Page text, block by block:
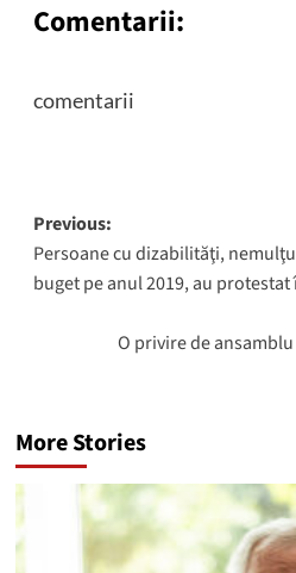
Comentarii:
comentarii
Post
navigation
Previous:
Persoane cu dizabilităţi,
buget pe anul 2019, au
O privire de
More Stories